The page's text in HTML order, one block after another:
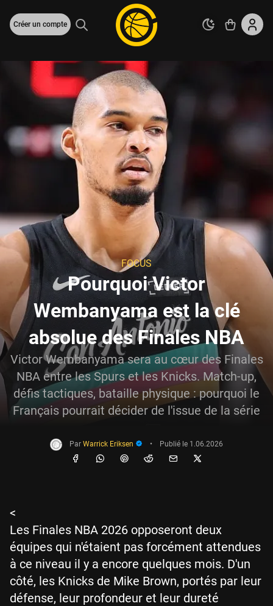
Créer un compte
FOCUS
Pourquoi Victor
Wembanyama est la clé
absolue des Finales NBA
Victor Wembanyama sera au cœur des Finales
NBA entre les Spurs et les Knicks. Match-up,
défis tactiques, bataille physique : pourquoi le
Français pourrait décider de l'issue de la série
Par Warrick Eriksen • Publié le 1.06.2026
<
Les Finales NBA 2026 opposeront deux
équipes qui n'étaient pas forcément attendues
à ce niveau il y a encore quelques mois. D'un
côté, les Knicks de Mike Brown, portés par leur
défense, leur profondeur et leur dureté